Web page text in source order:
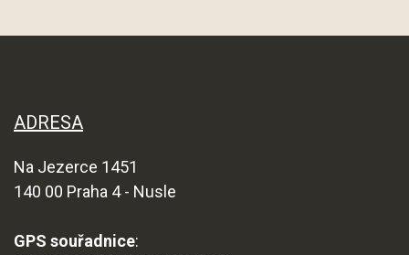
ADRESA
Na Jezerce 1451
140 00 Praha 4 - Nusle
GPS souřadnice: